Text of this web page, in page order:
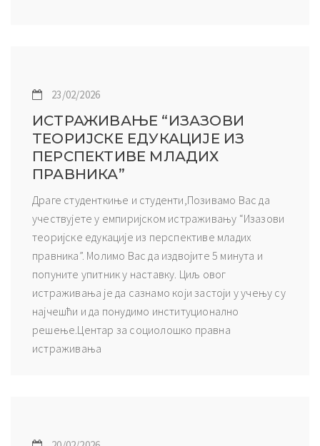
23/02/2026
ИСТРАЖИВАЊЕ “ИЗАЗОВИ
ТЕОРИЈСКЕ ЕДУКАЦИЈЕ ИЗ
ПЕРСПЕКТИВЕ МЛАДИХ
ПРАВНИКА”
Драге студенткиње и студенти,Позивамо Вас да
учествујете у емпиријском истраживању “Изазови
теоријске едукације из перспективе младих
правника”. Молимо Вас да издвојите 5 минута и
попуните упитник у наставку. Циљ овог
истраживања је да сазнамо који застоји у учењу су
најчешћи и да понудимо институционално
решење.Центар за социолошко правна
истраживања